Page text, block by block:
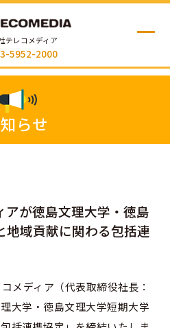
テレコメディア
5952-2000
らせ
が徳島文理大学・徳島
地域貢献に関わる包括連
メディア（代表取締役社長：
大学・徳島文理大学短期大学